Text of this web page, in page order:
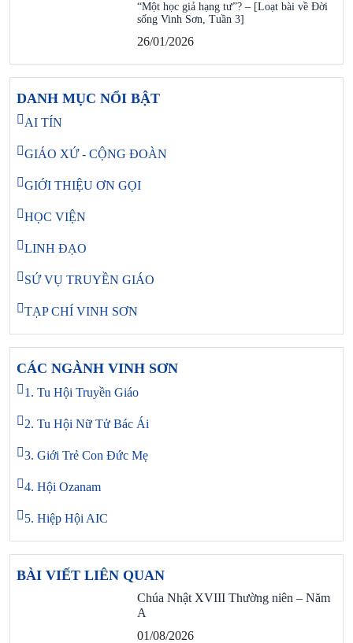
“Một học giả hạng tư”? – [Loạt bài về Đời
sống Vinh Sơn, Tuần 3]
26/01/2026
DANH MỤC NỔI BẬT
AI TÍN
GIÁO XỨ - CỘNG ĐOÀN
GIỚI THIỆU ƠN GỌI
HỌC VIỆN
LINH ĐẠO
SỨ VỤ TRUYỀN GIÁO
TẠP CHÍ VINH SƠN
CÁC NGÀNH VINH SƠN
1. Tu Hội Truyền Giáo
2. Tu Hội Nữ Tử Bác Ái
3. Giới Trẻ Con Đức Mẹ
4. Hội Ozanam
5. Hiệp Hội AIC
BÀI VIẾT LIÊN QUAN
Chúa Nhật XVIII Thường niên – Năm
A
01/08/2026